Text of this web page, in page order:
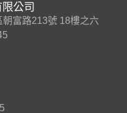
公司
富路213號 18樓之六